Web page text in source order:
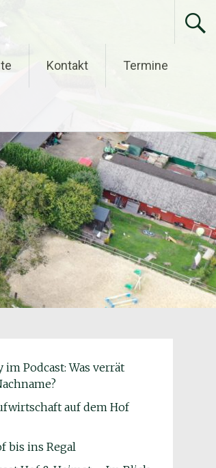
Kontakt Termine
im Podcast: Was verrät
auf dem Hof
bis ins Regal